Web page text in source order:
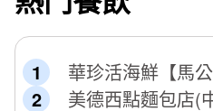
華珍活海鮮【馬公
美德西點麵包店(